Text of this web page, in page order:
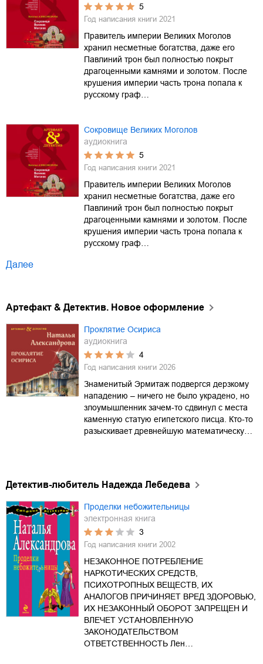
5
Год написания книги 2021
Правитель империи Великих Моголов
хранил несметные богатства, даже его
Павлиний трон был полностью покрыт
драгоценными камнями и золотом. После
крушения империи часть трона попала к
русскому граф…
Сокровище Великих Моголов
аудиокнига
5
Год написания книги 2021
Правитель империи Великих Моголов
хранил несметные богатства, даже его
Павлиний трон был полностью покрыт
драгоценными камнями и золотом. После
крушения империи часть трона попала к
русскому граф…
Далее
Артефакт & Детектив. Новое оформление
Проклятие Осириса
аудиокнига
4
Год написания книги 2026
Знаменитый Эрмитаж подвергся дерзкому
нападению – ничего не было украдено, но
злоумышленник зачем-то сдвинул с места
каменную статую египетского писца. Кто-то
разыскивает древнейшую математическу…
Детектив-любитель Надежда Лебедева
Проделки небожительницы
электронная книга
3
Год написания книги 2002
НЕЗАКОННОЕ ПОТРЕБЛЕНИЕ
НАРКОТИЧЕСКИХ СРЕДСТВ,
ПСИХОТРОПНЫХ ВЕЩЕСТВ, ИХ
АНАЛОГОВ ПРИЧИНЯЕТ ВРЕД ЗДОРОВЬЮ,
ИХ НЕЗАКОННЫЙ ОБОРОТ ЗАПРЕЩЕН И
ВЛЕЧЕТ УСТАНОВЛЕННУЮ
ЗАКОНОДАТЕЛЬСТВОМ
ОТВЕТСТВЕННОСТЬ Лен…